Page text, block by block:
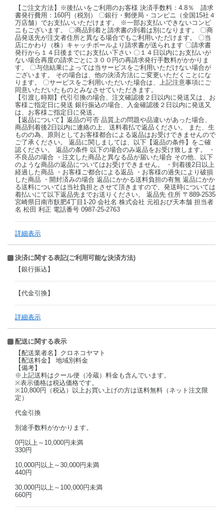
【ご注文方法】※後払いをご利用のお客様 決済手数料：4.8％ 請求
書発行費用：160円（税別） 〇銀行・郵便局・コンビニ（全国15社４
万店舗）でお支払いいただけます。 ※一部お支払いできないコンビ
ニもございます。 〇商品到着と請求書の到着は別になります。 〇商
品発送先が注文者住所と異なる場合でもご利用いただけます。 〇当
店にかわり（株）キャッチボールより請求書が送られます 〇請求書
発行から１４日後までにお支払い下さい 〇１４日以内にお支払いが
ない場合再度の請求ごとに３００円の再請求発行手数料がかかりま
す。 〇与信結果によっては当サービスをご利用いただけない場合が
ございます。 その場合は、他の決済方法にご変更いただくことにな
ります。 〇サービスをご利用いただいた場合は、上記注意事項にご
同意いただいたものとみなさせていただきます。
【引渡し時期】代引引換の場合、注文確認後２日以内に発送又は、お
客様ご指定日に発送 銀行振込の場合、入金確認後２日以内に発送又
は、お客様ご指定日に発送。
【返品について】返品の可否 品質上の問題や品違いがあった場合、
商品到着後2日以内に連絡の上、送料着払で返品ください。 また、生
ものの為、原則としてお客様都合による返品はお受けできませんので
ご了承ください。 返品に関しましては、以下【返品の条件】をご確
認ください。 返品の条件 以下の場合のみ返品をお受け致します。 ・
不良品の場合 ・注文した商品と異なる品が届いた場合 その他、以下
のような商品の返品についてはお受けできません。 ・到着後2日以上
経過した商品 ・お客様ご都合による返品 ・お客様の過失により破損
した商品 ・開封済みの場合 返品にかかる送料負担の有無 返品にかか
る送料については当社負担とさせて頂きますので、発送時については
着払いにて以下返品先までお送りください。 返品先 住所 〒889-2535
宮崎県日南市飫肥4丁目1-20 会社名 株式会社 元祖おび天本舗 担当者
名 松田 利正 電話番号 0987-25-2763
詳細表示
決済に関する表記(ご利用可能な決済方法)
【銀行振込】
【代金引換】
詳細表示
配送に関する表示
【配送業者名】クロネコヤマト
【配送料金】 地域別料金
【備考】
※上記送料はクール便（冷蔵）料金も含んでいます。
※表示価格は税込価格です。
※10,800円（税込）以上お買い上げの方は送料無料（ネット注文限
定）
代金引換
別途手数料がかかります。
0円以上～10,000円未満
330円
10,000円以上～30,000円未満
440円
30,000円以上～100,000円未満
660円